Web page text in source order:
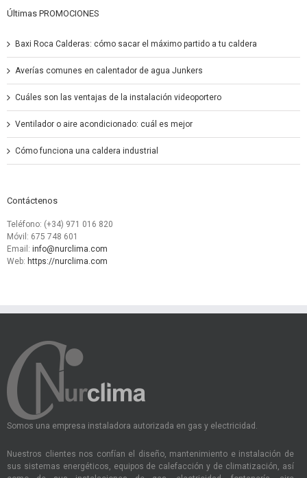
Últimas PROMOCIONES
Baxi Roca Calderas: cómo sacar el máximo partido a tu caldera
Averías comunes en calentador de agua Junkers
Cuáles son las ventajas de la instalación videoportero
Ventilador o aire acondicionado: cuál es mejor
Cómo funciona una caldera industrial
Contáctenos
Teléfono: (+34) 971 016 820
Móvil: 675 748 601
Email: info@nurclima.com
Web: https://nurclima.com
Somos una empresa instaladora autorizada en gas y electricidad.
Nuestros clientes nos confían el diseño, mantenimiento e instalación de
sus sistemas energéticos, equipos de calefacción y de climatización, así